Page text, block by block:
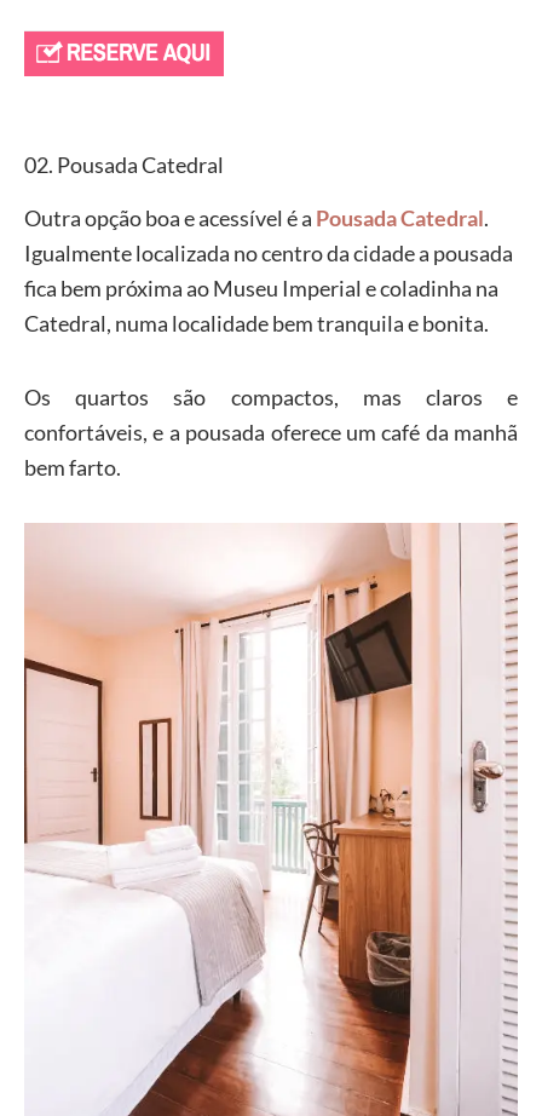
02. Pousada Catedral
Outra opção boa e acessível é a Pousada Catedral.
Igualmente localizada no centro da cidade a pousada
fica bem próxima ao Museu Imperial e coladinha na
Catedral, numa localidade bem tranquila e bonita.
Os quartos são compactos, mas claros e
confortáveis, e a pousada oferece um café da manhã
bem farto.